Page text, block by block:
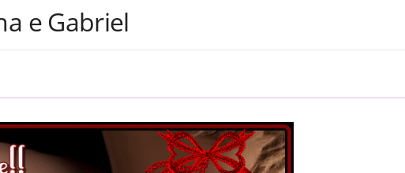
e Gabriel